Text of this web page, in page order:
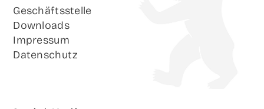
Geschäfts­stel­le
Down­loads
Impres­sum
Daten­schutz